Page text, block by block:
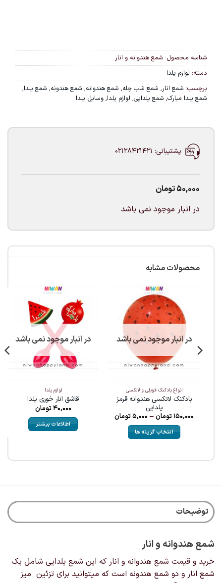
شناسه محصول: شمع هندوانه و انار
دسته: لوازم یلدا
برچسب: شمع انار, شمع شب چله, شمع هندوانه, شمع هندونه, شمع یلدا,
شمع یلدا مبارک, شمع یلدایی, لوازم یلدا, وسایل یلدا
پشتیبانی: 02128421421
50,000تومان
در انبار موجود نمی باشد
محصولات مشابه
در انبار موجود نمی باشد
انواع بادکنک فویلی و لاتکسی
بادکنک لاتکسی هندوانه قرمز
یلدایی
150,000تومان–
5,000تومانPrice
انتخاب گزینه ها
است
در
صفحه
محصول
در انبار موجود نمی باشد
لوازم یلدا
قاشق انار خوری یلدا
40,000تومان
اطلاعات بیشتر
توضیحات
شمع هندوانه و انار
خرید و قیمت شمع هندوانه و انار که این شمع یلدایی شامل یک
شمع انار و دو شمع هندونه است که میتوانید برای تزئین میز